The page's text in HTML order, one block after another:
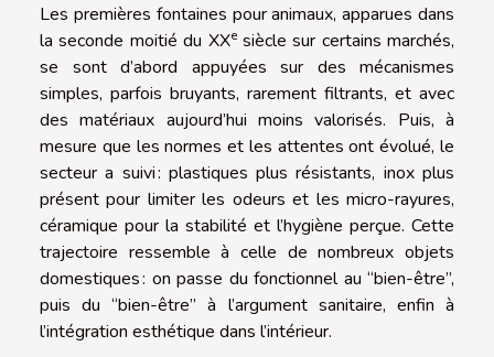
Les premières fontaines pour animaux, apparues dans
la seconde moitié du XXesiècle sur certains marchés,
se sont d’abord appuyées sur des mécanismes
simples, parfois bruyants, rarement filtrants, et avec
des matériaux aujourd’hui moins valorisés. Puis, à
mesure que les normes et les attentes ont évolué, le
secteur a suivi : plastiques plus résistants, inox plus
présent pour limiter les odeurs et les micro-rayures,
céramique pour la stabilité et l’hygiène perçue. Cette
trajectoire ressemble à celle de nombreux objets
domestiques : on passe du fonctionnel au “bien-être”,
puis du “bien-être” à l’argument sanitaire, enfin à
l’intégration esthétique dans l’intérieur.